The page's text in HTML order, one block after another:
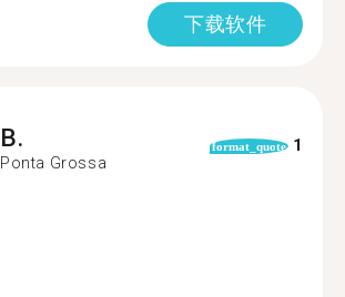
下载软件
B.
Ponta Grossa
format_quote 1